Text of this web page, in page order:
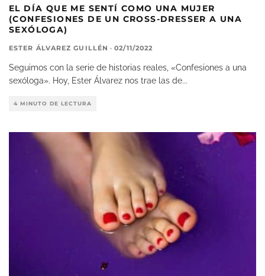
EL DÍA QUE ME SENTÍ COMO UNA MUJER
(CONFESIONES DE UN CROSS-DRESSER A UNA
SEXÓLOGA)
ESTER ÁLVAREZ GUILLÉN · 02/11/2022
Seguimos con la serie de historias reales, «Confesiones a una
sexóloga». Hoy, Ester Álvarez nos trae las de...
4 MINUTO DE LECTURA